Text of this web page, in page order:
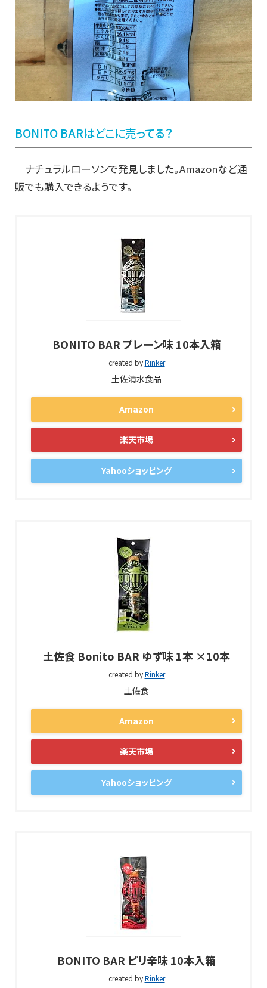
BONITO BARはどこに売ってる？
ナチュラルローソンで発見しました。Amazonなど通
販でも購入できるようです。
BONITO BAR プレーン味 10本入箱
created byRinker
土佐清水食品
Amazon
楽天市場
Yahooショッピング
土佐食 Bonito BAR ゆず味 1本 ×10本
created byRinker
土佐食
Amazon
楽天市場
Yahooショッピング
BONITO BAR ピリ辛味 10本入箱
created byRinker